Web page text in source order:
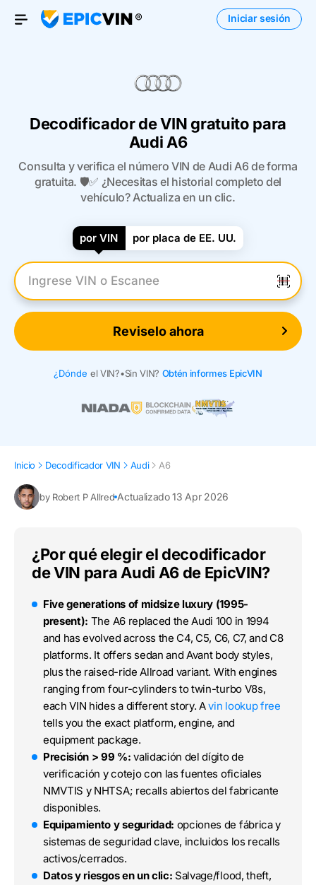
Open Menu
Iniciar sesión
Decodificador de VIN gratuito para
Audi A6
Consulta y verifica el número VIN de Audi A6 de forma
gratuita. 🛡️✅ ¿Necesitas el historial completo del
vehículo? Actualiza en un clic.
por VIN por placa de EE. UU.
Introduzca el VIN
Reviselo ahora
¿Dónde el VIN?•Sin VIN? Obtén informes EpicVIN
Inicio Decodificador VIN Audi A6
by Robert P Allred Actualizado 13 Apr 2026
¿Por qué elegir el decodificador
de VIN para Audi A6 de EpicVIN?
Five generations of midsize luxury (1995-
present): The A6 replaced the Audi 100 in 1994
and has evolved across the C4, C5, C6, C7, and C8
platforms. It offers sedan and Avant body styles,
plus the raised-ride Allroad variant. With engines
ranging from four-cylinders to twin-turbo V8s,
each VIN hides a different story. Avin lookup free
tells you the exact platform, engine, and
equipment package.
Precisión > 99 %: validación del dígito de
verificación y cotejo con las fuentes oficiales
NMVTIS y NHTSA; recalls abiertos del fabricante
disponibles.
Equipamiento y seguridad: opciones de fábrica y
sistemas de seguridad clave, incluidos los recalls
activos/cerrados.
Datos y riesgos en un clic: Salvage/flood, theft,